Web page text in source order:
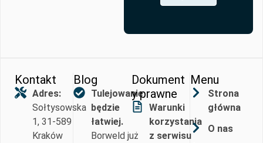
Kontakt
Adres:
Sołtysowska
1, 31-589
Kraków
Blog
Tulejowanie
będzie
łatwiej.
Borweld już
Dokument
y prawne
Warunki
korzystania
z serwisu
Menu
Strona
główna
O nas